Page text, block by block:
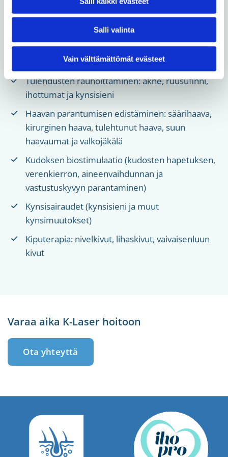
Salli valinta
Vain välttämättömät evästeet
ihovauriot, ihon ikääntyminen ja ihonlaadun
parantaminen)
Aknen ja aknearpien hoito
Ruusufinnin ja couperosan hoito
Tulehdusten rauhoittaminen: akne, ruusufinni,
ihottumat ja kynsisieni
Haavan parantumisen edistäminen: säärihaava,
kirurginen haava, tulehtunut haava, suun
haavaumat ja valkojäkälä
Kudoksen biostimulaatio (kudosten hapetuksen,
verenkierron, aineenvaihdunnan ja
vastustuskyvyn parantaminen)
Kynsisairaudet (kynsisieni ja muut
kynsimuutokset)
Kiputerapia: nivelkivut, lihaskivut, vaivaisenluun
kivut
Varaa aika K-Laser hoitoon
Ota yhteyttä